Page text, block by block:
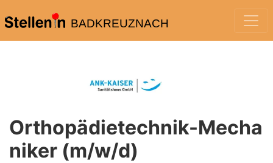
BADKREUZNACH
Orthopädietechnik-Mecha
niker (m/w/d)